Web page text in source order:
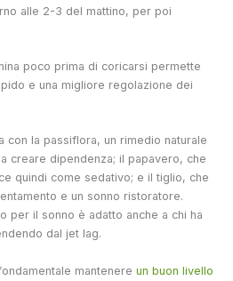
alle 2-3 del mattino, per poi
poco prima di coricarsi permette
e una migliore regolazione dei
con la passiflora, un rimedio naturale
creare dipendenza; il papavero, che
quindi come sedativo; e il tiglio, che
e un sonno ristoratore.
per il sonno è adatto anche a chi ha
dal jet lag.
mantenere un buon livello